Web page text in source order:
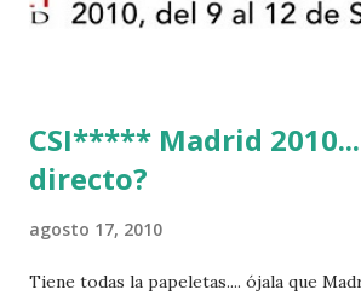
CSI***** Madrid
directo?
agosto 17, 2010
Tiene todas la papeletas.... ójala que